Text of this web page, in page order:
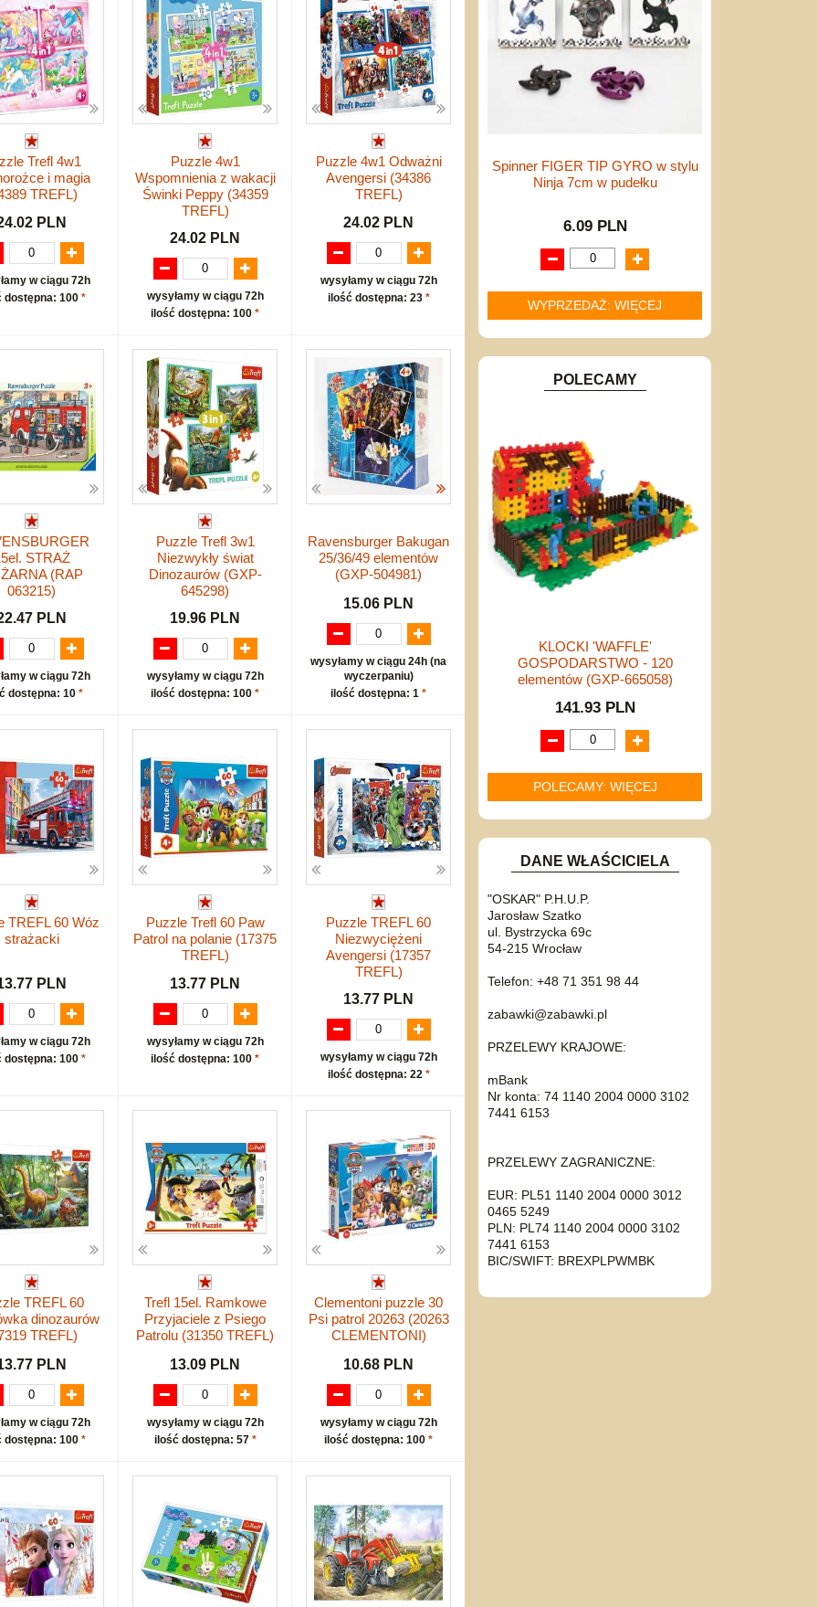
Trefl 4w1
i magia
TREFL)
PLN
w ciągu 72h
dostępna: 100 *
Puzzle 4w1
Wspomnienia z wakacji
Świnki Peppy (34359
TREFL)
24.02 PLN
wysyłamy w ciągu 72h
ilość dostępna: 100 *
Puzzle 4w1 Odważni
Avengersi (34386
TREFL)
24.02 PLN
wysyłamy w ciągu 72h
ilość dostępna: 23 *
STRAŻ
(RAP
063215)
PLN
w ciągu 72h
dostępna: 10 *
Puzzle Trefl 3w1
Niezwykły świat
Dinozaurów (GXP-
645298)
19.96 PLN
wysyłamy w ciągu 72h
ilość dostępna: 100 *
Ravensburger Bakugan
25/36/49 elementów
(GXP-504981)
15.06 PLN
wysyłamy w ciągu 24h (na
wyczerpaniu)
ilość dostępna: 1 *
TREFL 60 Wóz
strażacki
PLN
w ciągu 72h
dostępna: 100 *
Puzzle Trefl 60 Paw
Patrol na polanie (17375
TREFL)
13.77 PLN
wysyłamy w ciągu 72h
ilość dostępna: 100 *
Puzzle TREFL 60
Niezwyciężeni
Avengersi (17357
TREFL)
13.77 PLN
wysyłamy w ciągu 72h
ilość dostępna: 22 *
TREFL 60
dinozaurów
TREFL)
PLN
w ciągu 72h
dostępna: 100 *
Trefl 15el. Ramkowe
Przyjaciele z Psiego
Patrolu (31350 TREFL)
13.09 PLN
wysyłamy w ciągu 72h
ilość dostępna: 57 *
Clementoni puzzle 30
Psi patrol 20263 (20263
CLEMENTONI)
10.68 PLN
wysyłamy w ciągu 72h
ilość dostępna: 100 *
Spinner FIGER TIP GYRO w stylu
Ninja 7cm w pudełku
6.09 PLN
WYPRZEDAŻ: WIĘCEJ
POLECAMY
KLOCKI 'WAFFLE'
GOSPODARSTWO - 120
elementów (GXP-665058)
141.93 PLN
POLECAMY: WIĘCEJ
DANE WŁAŚCICIELA
"OSKAR" P.H.U.P.
Jarosław Szatko
ul. Bystrzycka 69c
54-215 Wrocław
Telefon: +48 71 351 98 44
zabawki@zabawki.pl
PRZELEWY KRAJOWE:
mBank
Nr konta: 74 1140 2004 0000 3102
7441 6153
PRZELEWY ZAGRANICZNE:
EUR: PL51 1140 2004 0000 3012
0465 5249
PLN: PL74 1140 2004 0000 3102
7441 6153
BIC/SWIFT: BREXPLPWMBK